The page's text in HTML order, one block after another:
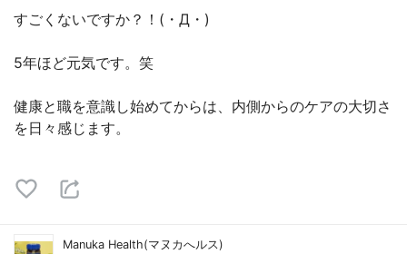
すごくないですか？！(・Д・)
5年ほど元気です。笑
健康と職を意識し始めてからは、内側からのケアの大切さ
を日々感じます。
Manuka Health(マヌカへルス)